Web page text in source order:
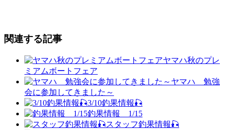
関連する記事
ヤマハ秋のプレ
ミアムボートフェア
ヤマハ 勉強
会に参加してきました～
3/10釣果情報🎣
釣果情報 1/15
スタッフ釣果情報🎣